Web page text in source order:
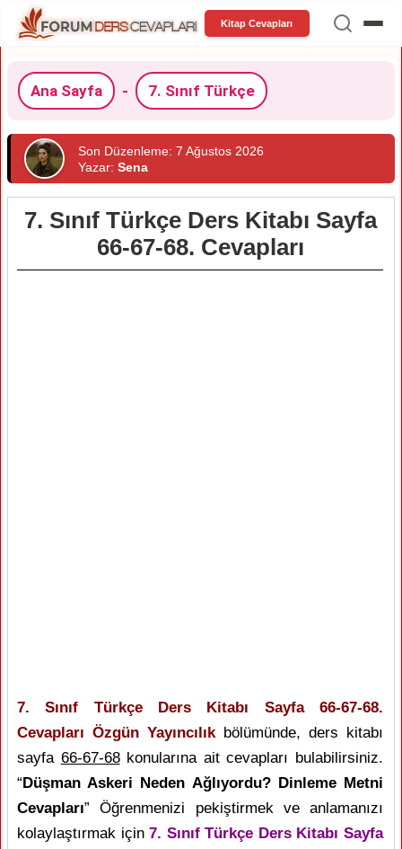
Kitap Cevapları
Ana Sayfa - 7. Sınıf Türkçe
Son Düzenleme: 7 Ağustos 2026
Yazar: Sena
7. Sınıf Türkçe Ders Kitabı Sayfa
66-67-68. Cevapları
7. Sınıf Türkçe Ders Kitabı Sayfa 66-67-68.
Cevapları Özgün Yayıncılıkbölümünde, ders kitabı
sayfa 66-67-68konularına ait cevapları bulabilirsiniz.
“Düşman Askeri Neden Ağlıyordu? Dinleme Metni
Cevapları” Öğrenmenizi pekiştirmek ve anlamanızı
kolaylaştırmak için7. Sınıf Türkçe Ders Kitabı Sayfa